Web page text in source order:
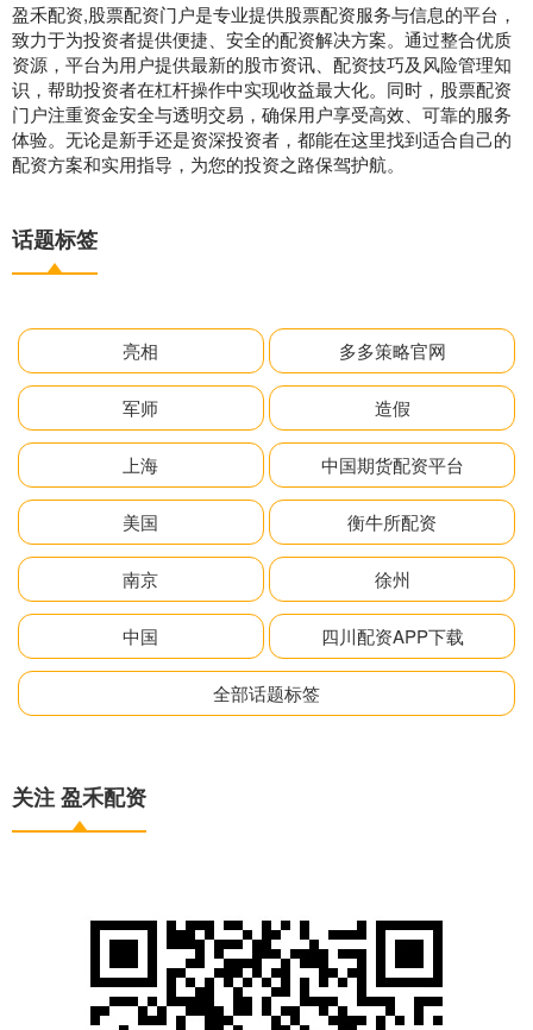
盈禾配资,股票配资门户是专业提供股票配资服务与信息的平台，
致力于为投资者提供便捷、安全的配资解决方案。通过整合优质
资源，平台为用户提供最新的股市资讯、配资技巧及风险管理知
识，帮助投资者在杠杆操作中实现收益最大化。同时，股票配资
门户注重资金安全与透明交易，确保用户享受高效、可靠的服务
体验。无论是新手还是资深投资者，都能在这里找到适合自己的
配资方案和实用指导，为您的投资之路保驾护航。
话题标签
亮相 多多策略官网
军师 造假
上海 中国期货配资平台
美国 衡牛所配资
南京 徐州
中国 四川配资APP下载
全部话题标签
关注 盈禾配资